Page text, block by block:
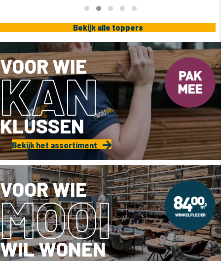
Bekijk alle toppers
VOOR WIE
KAN
KLUSSEN
Bekijk het assortiment
VOOR WIE
MOOI
WIL WONEN